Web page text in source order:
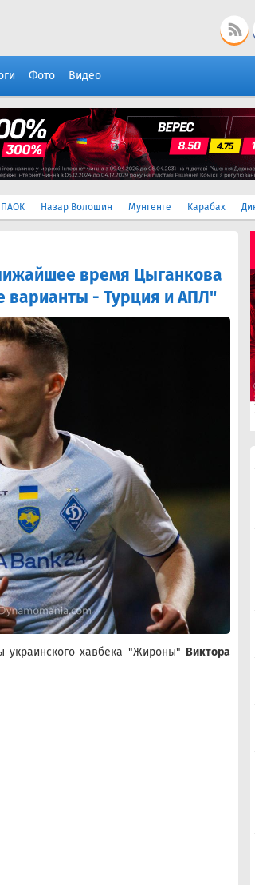
Фото Видео
ПАОК Назар Волошин Мунгенге Карабах
время Цыганкова
варианты - Турция и АПЛ"
украинского хавбека "Жироны" Виктора